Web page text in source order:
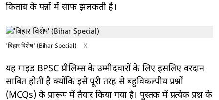
किताब के पन्नों में साफ झलकती है।
'बिहार विशेष' (Bihar Special) X
यह गाइड BPSC प्रीलिम्स के उम्मीदवारों के लिए इसलिए वरदान
साबित होती है क्योंकि इसे पूरी तरह से बहुविकल्पीय प्रश्नों
(MCQs) के प्रारूप में तैयार किया गया है। पुस्तक में प्रत्येक प्रश्न के